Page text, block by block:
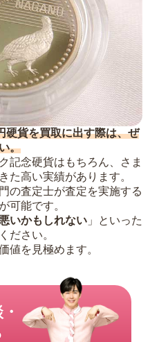
硬貨を買取に出す際は、ぜ
。
記念硬貨はもちろん、さま
た高い実績があります。
の査定士が査定を実施する
可能です。
いかもしれない 」といった
ださい。
値を見極めます。